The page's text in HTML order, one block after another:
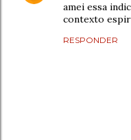
amei essa
contexto
RESPONDER